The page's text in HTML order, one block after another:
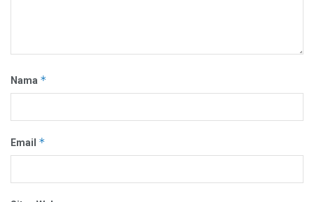
Nama *
Email *